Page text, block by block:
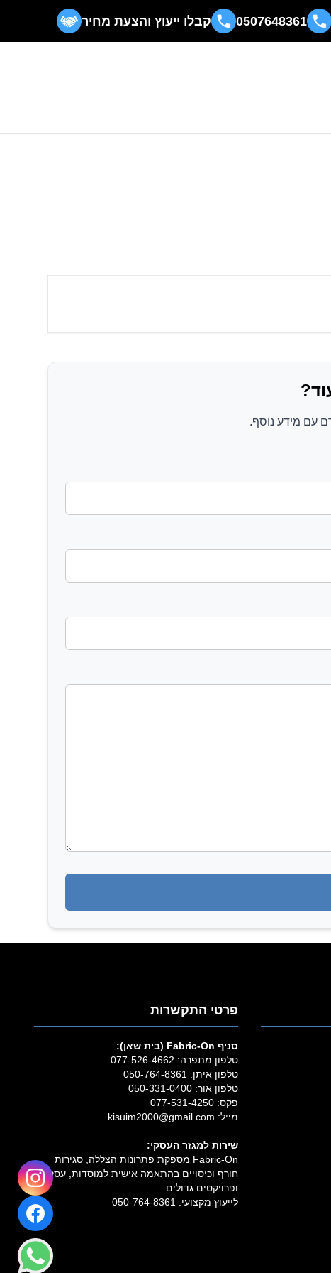
0507648361 קבלו ייעוץ והצעת מחיר
עם מידע נוסף.
פרטי התקשרות
סניף Fabric‑On (בית שאן):
טלפון מתפרה: 077-526-4662
טלפון איתן: 050-764-8361
טלפון אור: 050-331-0400
פקס: 077-531-4250
מייל: kisuim2000@gmail.com
שירות למגזר העסקי:
Fabric‑On מספקת פתרונות הצללה, סגירות
חורף וכיסויים בהתאמה אישית למוסדות, עסקים
ופרויקטים גדולים.
לייעוץ מקצועי: 050-764-8361